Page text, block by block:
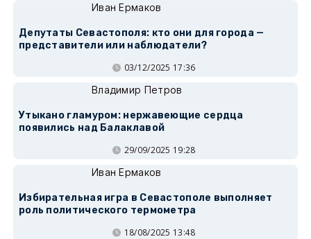
Иван Ермаков
Депутаты Севастополя: кто они для города —
представители или наблюдатели?
03/12/2025 17:36
Владимир Петров
Утыкано гламуром: нержавеющие сердца
появились над Балаклавой
29/09/2025 19:28
Иван Ермаков
Избирательная игра в Севастополе выполняет
роль политического термометра
18/08/2025 13:48